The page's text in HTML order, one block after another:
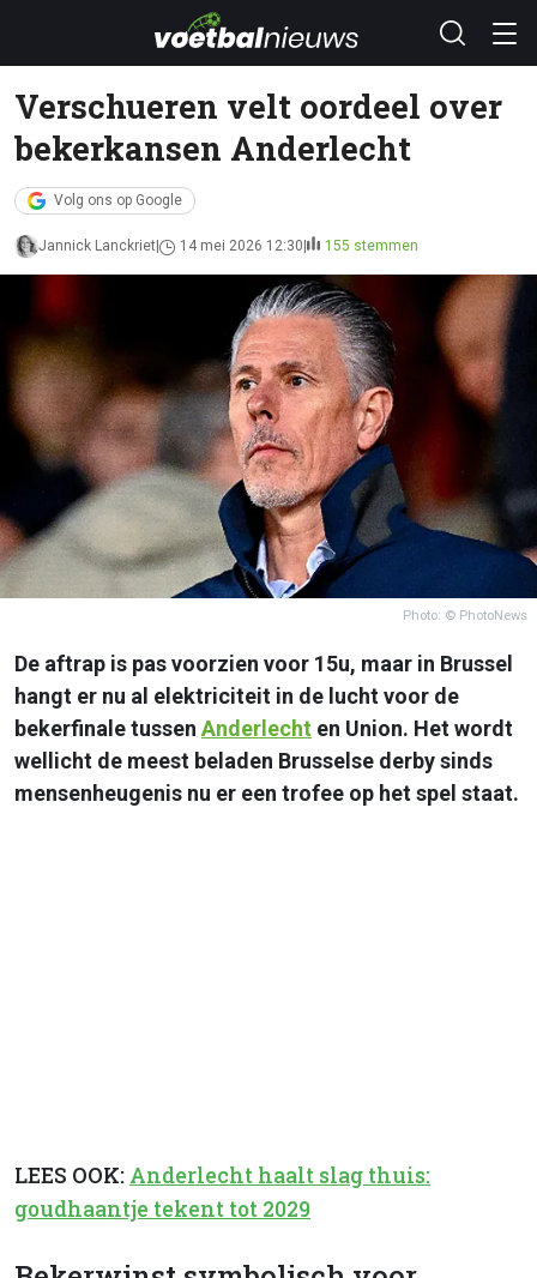
Verschueren velt oordeel over
bekerkansen Anderlecht
Volg ons op Google
Jannick Lanckriet 14 mei 2026 12:30 155 stemmen
Photo: © PhotoNews
De aftrap is pas voorzien voor 15u, maar in Brussel
hangt er nu al elektriciteit in de lucht voor de
bekerfinale tussen Anderlecht en Union. Het wordt
wellicht de meest beladen Brusselse derby sinds
mensenheugenis nu er een trofee op het spel staat.
LEES OOK: Anderlecht haalt slag thuis:
goudhaantje tekent tot 2029